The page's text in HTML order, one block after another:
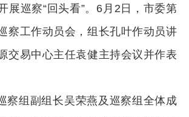
展巡察“回头看”。6月2日，市委第
察工作动员会，组长孔叶作动员讲
交易中心主任袁健主持会议并作表
察组副组长吴荣燕及巡察组全体成